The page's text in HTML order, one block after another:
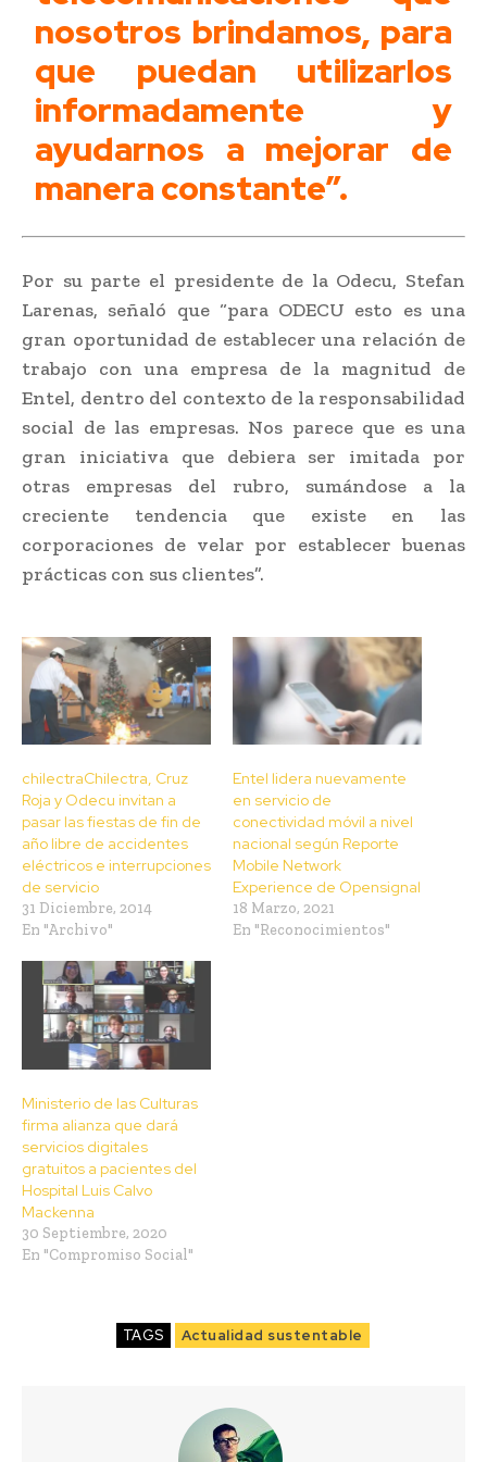
nosotros brindamos, para
que puedan utilizarlos
informadamente y
ayudarnos a mejorar de
manera constante”.
Por su parte el presidente de la Odecu, Stefan
Larenas, señaló que “para ODECU esto es una
gran oportunidad de establecer una relación de
trabajo con una empresa de la magnitud de
Entel, dentro del contexto de la responsabilidad
social de las empresas. Nos parece que es una
gran iniciativa que debiera ser imitada por
otras empresas del rubro, sumándose a la
creciente tendencia que existe en las
corporaciones de velar por establecer buenas
prácticas con sus clientes”.
chilectraChilectra, Cruz
Roja y Odecu invitan a
pasar las fiestas de fin de
año libre de accidentes
eléctricos e interrupciones
de servicio
31 Diciembre, 2014
En "Archivo"
Entel lidera nuevamente
en servicio de
conectividad móvil a nivel
nacional según Reporte
Mobile Network
Experience de Opensignal
18 Marzo, 2021
En "Reconocimientos"
Ministerio de las Culturas
firma alianza que dará
servicios digitales
gratuitos a pacientes del
Hospital Luis Calvo
Mackenna
30 Septiembre, 2020
En "Compromiso Social"
TAGS Actualidad sustentable